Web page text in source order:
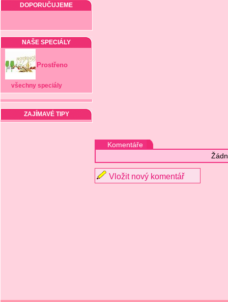
DOPORUČUJEME
NAŠE SPECIÁLY
Prostřeno
všechny speciály
ZAJÍMAVÉ TIPY
Komentáře
Vložit nový komentář